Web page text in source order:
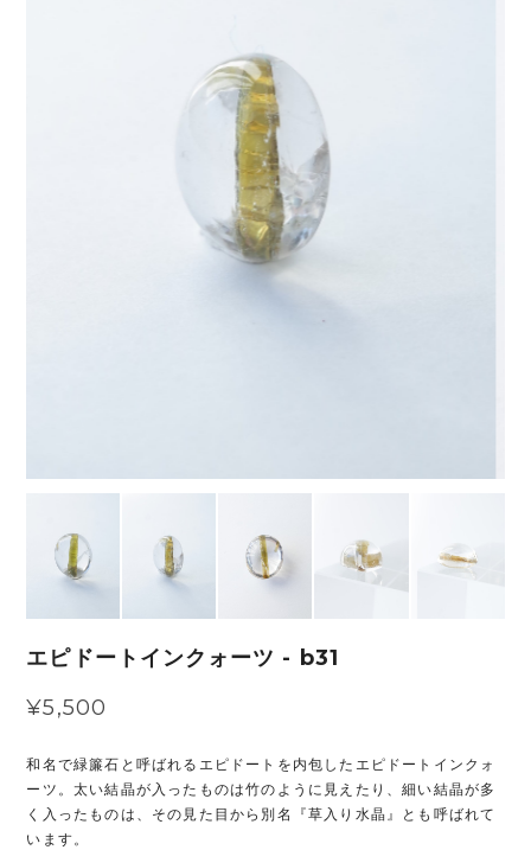
エピドートインクォーツ - b31
¥5,500
和名で緑簾石と呼ばれるエピドートを内包したエピドートインクォ
ーツ。太い結晶が入ったものは竹のように見えたり、細い結晶が多
く入ったものは、その見た目から別名『草入り水晶』とも呼ばれて
います。